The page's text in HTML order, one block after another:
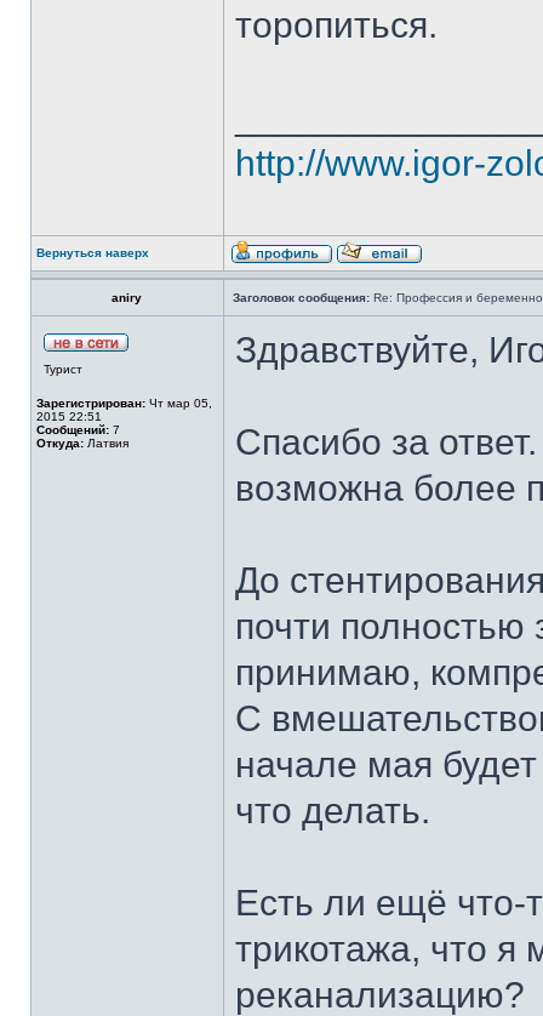
торопиться.
http://www.igor-
Вернуться наверх
aniry Заголовок сообщения: Re: Профессия и
Турист
Зарегистрирован: Чт мар 05,
2015 22:51
Сообщений: 7
Откуда: Латвия
Здравствуйте,
Спасибо за
возможна более
До
почти полностью
принимаю,
С
начале мая
что делать.
Есть ли ещё что-
трикотажа, что я
реканализацию?